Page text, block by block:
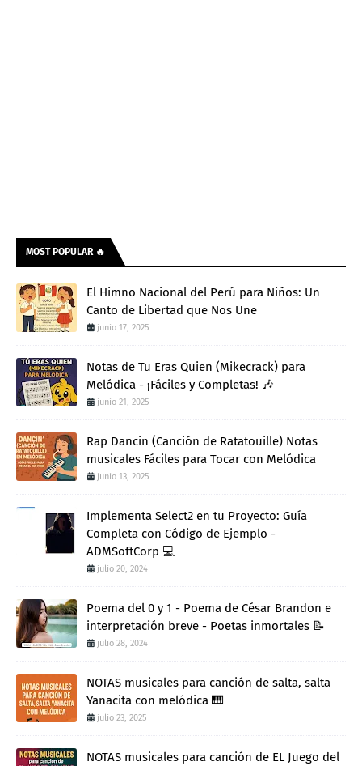
MOST POPULAR 🔥
El Himno Nacional del Perú para Niños: Un
Canto de Libertad que Nos Une
junio 17, 2025
Notas de Tu Eras Quien (Mikecrack) para
Melódica - ¡Fáciles y Completas! 🎶
junio 21, 2025
Rap Dancin (Canción de Ratatouille) Notas
musicales Fáciles para Tocar con Melódica
junio 13, 2025
Implementa Select2 en tu Proyecto: Guía
Completa con Código de Ejemplo -
ADMSoftCorp 💻
julio 20, 2024
Poema del 0 y 1 - Poema de César Brandon e
interpretación breve - Poetas inmortales 📝
julio 28, 2024
NOTAS musicales para canción de salta, salta
Yanacita con melódica 🎹
julio 23, 2025
NOTAS musicales para canción de EL Juego del